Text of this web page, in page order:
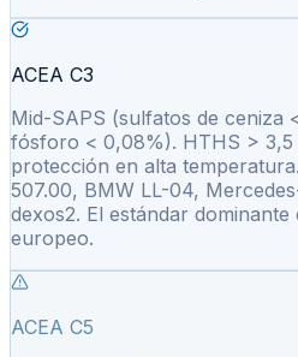
ACEA C3
Mid-SAPS (sulfatos de ceniza
fósforo < 0,08%). HTHS > 3,5
protección en alta
507.00, BMW LL-04,
dexos2. El estándar
europeo.
ACEA C5